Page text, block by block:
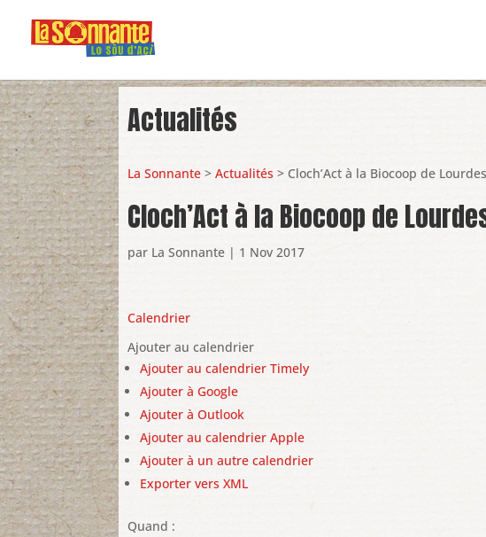
Actualités
La Sonnante >Actualités > Cloch’Act à la Biocoop de Lourdes
Cloch’Act à la Biocoop de
par La Sonnante | 1 Nov 2017
Calendrier
Ajouter au calendrier
Ajouter au calendrier Timely
Ajouter à Google
Ajouter à Outlook
Ajouter au calendrier Apple
Ajouter à un autre calendrier
Exporter vers XML
Quand :